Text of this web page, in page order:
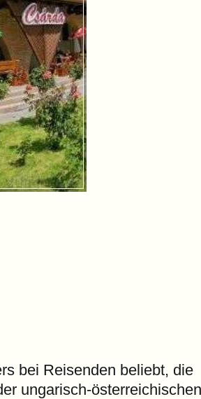
bei Reisenden beliebt, die
ungarisch-österreichischen